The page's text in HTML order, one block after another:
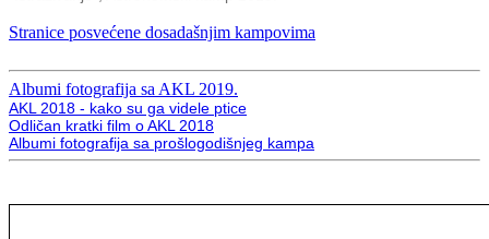
Stranice posvećene dosadašnjim kampovima
Albumi fotografija sa AKL 2019.
AKL 2018 - kako su ga videle ptice
Odličan kratki film o AKL 2018
Albumi fotografija sa prošlogodišnjeg kampa